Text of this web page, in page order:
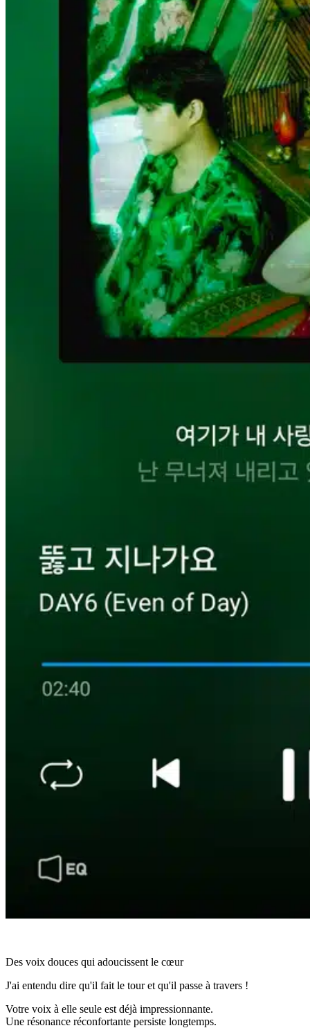
Des voix douces qui adoucissent le cœur
J'ai entendu dire qu'il fait le tour et qu'il passe à travers !
Votre voix à elle seule est déjà impressionnante.
Une résonance réconfortante persiste longtemps.